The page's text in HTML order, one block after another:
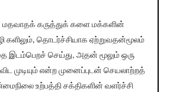
மதவாதக் கருத்துக் களை மக்களின்
களிலும், தொடர்ச்சியாக ஏற்றுவதன்மூலம்
இடம்பெறச் செய்து, அதன் மூலும் ஒரு
முடியும் என்ற முனைப்புடன் செயலாற்றத்
உற்பத்தி சக்திகளின் வளர்ச்சி